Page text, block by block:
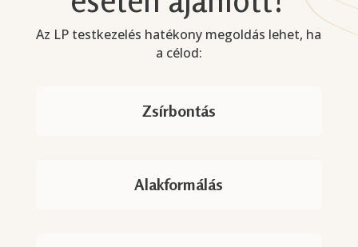
Az LP testkezelés hatékony megoldás lehet, ha
a célod:
Zsírbontás
Alakformálás